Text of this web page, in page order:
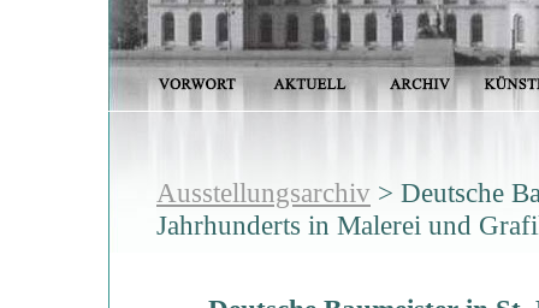
Ausstellungsarchiv > Deutsche
Jahrhunderts in Malerei und